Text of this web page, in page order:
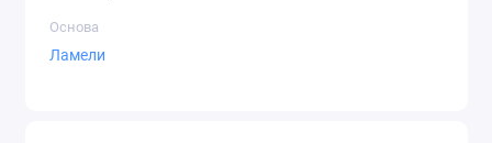
Основа
Ламели